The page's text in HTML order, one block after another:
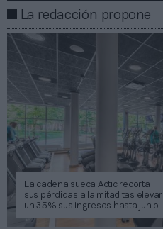
La redacción propone
La cadena sueca Actic recorta
sus pérdidas a la mitad tas elevar
un 35% sus ingresos hasta junio